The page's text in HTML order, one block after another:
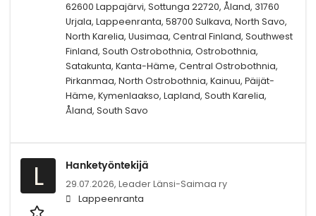
62600 Lappajärvi, Sottunga 22720, Åland, 31760
Urjala, Lappeenranta, 58700 Sulkava, North Savo,
North Karelia, Uusimaa, Central Finland, Southwest
Finland, South Ostrobothnia, Ostrobothnia,
Satakunta, Kanta-Häme, Central Ostrobothnia,
Pirkanmaa, North Ostrobothnia, Kainuu, Päijät-
Häme, Kymenlaakso, Lapland, South Karelia,
Åland, South Savo
L Hanketyöntekijä
29.07.2026, Leader Länsi-Saimaa ry
Lappeenranta